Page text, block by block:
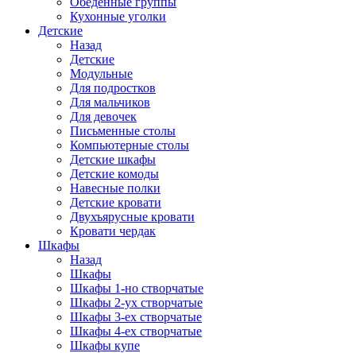
Кухонные уголки
Детские
Назад
Детские
Модульные
Для подростков
Для мальчиков
Для девочек
Письменные столы
Компьютерные столы
Детские шкафы
Детские комоды
Навесные полки
Детские кровати
Двухъярусные кровати
Кровати чердак
Шкафы
Назад
Шкафы
Шкафы 1-но створчатые
Шкафы 2-ух створчатые
Шкафы 3-ех створчатые
Шкафы 4-ех створчатые
Шкафы купе